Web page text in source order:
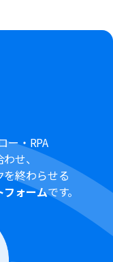
ー・RPA
せ、
終わらせる
フォームです。